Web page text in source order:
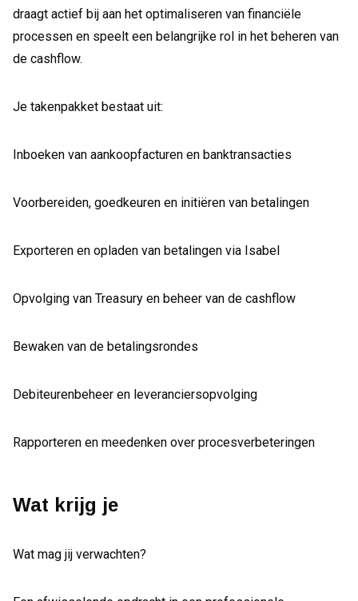
draagt actief bij aan het optimaliseren van financiële
processen en speelt een belangrijke rol in het beheren van
de cashflow.
Je takenpakket bestaat uit:
Inboeken van aankoopfacturen en banktransacties
Voorbereiden, goedkeuren en initiëren van betalingen
Exporteren en opladen van betalingen via Isabel
Opvolging van Treasury en beheer van de cashflow
Bewaken van de betalingsrondes
Debiteurenbeheer en leveranciersopvolging
Rapporteren en meedenken over procesverbeteringen
Wat krijg je
Wat mag jij verwachten?